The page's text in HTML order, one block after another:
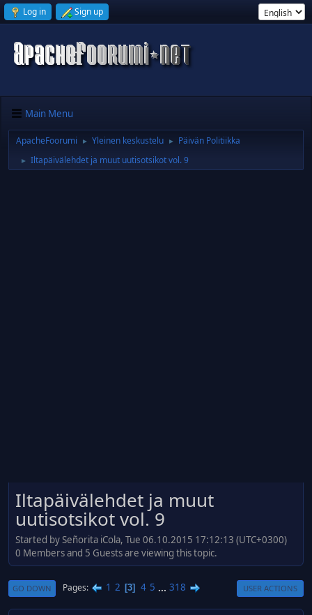
Log in Sign up
Main Menu
ApacheFoorumi ► Yleinen keskustelu ► Päivän Politiikka
► Iltapäivälehdet ja muut uutisotsikot vol. 9
Iltapäivälehdet ja muut
uutisotsikot vol. 9
Started by Señorita iCola, Tue 06.10.2015 17:12:13 (UTC+0300)
0 Members and 5 Guests are viewing this topic.
GO DOWN Pages 1 2 3 4 5 ... 318 USER ACTIONS